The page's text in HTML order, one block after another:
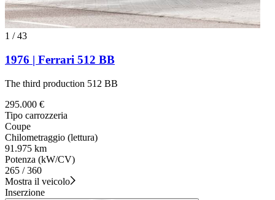
1 /43
1976 | Ferrari 512 BB
The third production 512 BB
295.000 €
Tipo carrozzeria
Coupe
Chilometraggio (lettura)
91.975 km
Potenza (kW/CV)
265 / 360
Mostra il veicolo
Inserzione